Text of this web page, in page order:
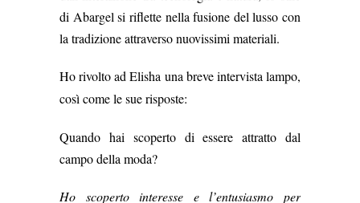
di Abargel si riflette nella fusione del lusso con
la tradizione attraverso nuovissimi materiali.
Ho rivolto ad Elisha una breve intervista lampo,
così come le sue risposte:
Quando hai scoperto di essere attratto dal
campo della moda?
Ho scoperto interesse e l’entusiasmo per